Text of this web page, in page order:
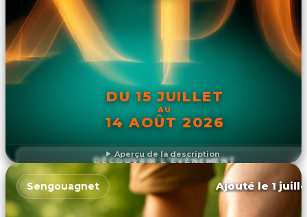
Aperçu de la description
DU 15 JUILLET
AU
14 AOÛT 2026
DÉCOUVRIR L'ÉVÉNEMENT
Sengouagnet Ajouté le 1